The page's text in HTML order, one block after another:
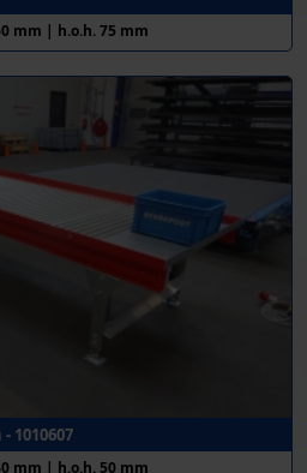
mm | h.o.h. 75 mm
1010607
mm | h.o.h. 50 mm